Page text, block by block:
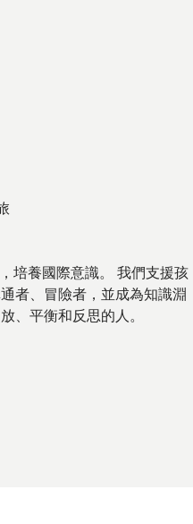
培養國際意識。 我們支援孩
者、冒險者，並成為知識淵
、平衡和反思的人。